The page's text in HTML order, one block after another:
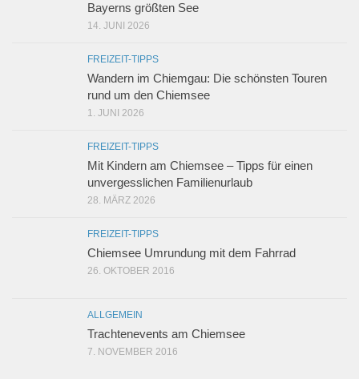
Bayerns größten See
14. JUNI 2026
FREIZEIT-TIPPS
Wandern im Chiemgau: Die schönsten Touren
rund um den Chiemsee
1. JUNI 2026
FREIZEIT-TIPPS
Mit Kindern am Chiemsee – Tipps für einen
unvergesslichen Familienurlaub
28. MÄRZ 2026
FREIZEIT-TIPPS
Chiemsee Umrundung mit dem Fahrrad
26. OKTOBER 2016
ALLGEMEIN
Trachtenevents am Chiemsee
7. NOVEMBER 2016